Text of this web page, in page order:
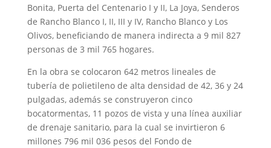
Bonita, Puerta del Centenario I y II, La Joya, Senderos
de Rancho Blanco I, II, III y IV, Rancho Blanco y Los
Olivos, beneficiando de manera indirecta a 9 mil 827
personas de 3 mil 765 hogares.
En la obra se colocaron 642 metros lineales de
tubería de polietileno de alta densidad de 42, 36 y 24
pulgadas, además se construyeron cinco
bocatormentas, 11 pozos de vista y una línea auxiliar
de drenaje sanitario, para la cual se invirtieron 6
millones 796 mil 036 pesos del Fondo de